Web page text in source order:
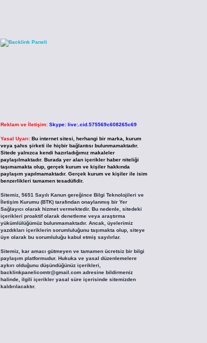
Reklam ve İletişim: Skype: live:.cid.575569c608265c69
Yasal Uyarı: Bu internet sitesi, herhangi bir marka, kurum
veya şahıs şirketi ile hiçbir bağlantısı bulunmamaktadır.
Sitede yalnızca kendi hazırladığımız makaleler
paylaşılmaktadır. Burada yer alan içerikler haber niteliği
taşımamakta olup, gerçek kurum ve kişiler hakkında
paylaşım yapılmamaktadır. Gerçek kurum ve kişiler ile isim
benzerlikleri tamamen tesadüfidir.
Sitemiz, 5651 Sayılı Kanun gereğince Bilgi Teknolojileri ve
İletişim Kurumu (BTK) tarafından onaylanmış bir Yer
Sağlayıcı olarak hizmet vermektedir. Bu nedenle, sitedeki
içerikleri proaktif olarak denetleme veya araştırma
yükümlülüğümüz bulunmamaktadır. Ancak, üyelerimiz
yazdıkları içeriklerin sorumluluğunu taşımakta olup, siteye
üye olarak bu sorumluluğu kabul etmiş sayılırlar.
Sitemiz, kar amacı gütmeyen ve tamamen ücretsiz bir bilgi
paylaşım platformudur. Hukuka ve yasal düzenlemelere
aykırı olduğunu düşündüğünüz içerikleri,
backlinkpanelicomtr@gmail.comadresine bildirmeniz
halinde, ilgili içerikler yasal süre içerisinde sitemizden
kaldırılacaktır.